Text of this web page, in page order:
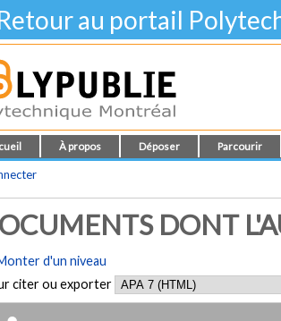
au portail
À propos Déposer Parcourir
DONT
d'un niveau
citer ou exporter